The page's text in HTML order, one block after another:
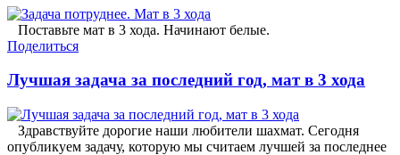
Поставьте мат в 3 хода. Начинают белые.
Поделиться
Лучшая задача за последний год, мат в 3 хода
Здравствуйте дорогие наши любители шахмат. Сегодня
опубликуем задачу, которую мы считаем лучшей за последнее